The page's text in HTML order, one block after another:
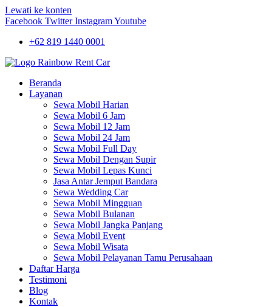
Lewati ke konten
Facebook Twitter InstagramYoutube
+62 819 1440 0001
Beranda
Layanan
Sewa Mobil Harian
Sewa Mobil 6 Jam
Sewa Mobil 12 Jam
Sewa Mobil 24 Jam
Sewa Mobil Full Day
Sewa Mobil Dengan Supir
Sewa Mobil Lepas Kunci
Jasa Antar Jemput Bandara
Sewa Wedding Car
Sewa Mobil Mingguan
Sewa Mobil Bulanan
Sewa Mobil Jangka Panjang
Sewa Mobil Event
Sewa Mobil Wisata
Sewa Mobil Pelayanan Tamu Perusahaan
Daftar Harga
Testimoni
Blog
Kontak